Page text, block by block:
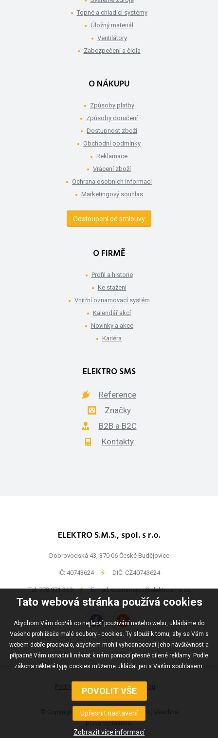
Tato webová stránka používá cookies
Abychom Vám dopřáli co nejlepší používání našeho webu, ukládáme do
Vašeho prohlížeče malé soubory - cookies. Ty slouží k tomu, aby se Vám s
webem dobře pracovalo, abychom mohli vyhodnocovat jeho návštěvnost a
případně Vám usnadnili návrat k nám pomocí přesně cílené reklamy. Podle
zákona některé typy cookies můžeme ukládat jen s Vaším souhlasem.
Topné a chladící systémy
Úložný materiál
Ventilátory
Zabezpečení a čidla
O NÁKUPU
Způsoby platby
Způsoby doručení
Dostupnost zboží
Obchodní podmínky
Reklamace
Vrácení zboží
Ochrana osobních informací
Marketingový souhlas
Odstoupení od smlouvy
O FIRMĚ
Profil a historie
Ke stažení
Vnitřní oznamovací systém
Kalendář akcí
Novinky a akce
Kariéra
ELEKTRO SMS
Reference
Značky
B2B a B2C
Kontakty
ELEKTRO S.M.S., spol. s r.o.
Dobrovodská 43, 370 06 České Budějovice
IČ: 40743624 - DIČ: CZ40743624
Tel:778 971 369 - E-mail:ecommerce@elektrosms.cz
Podmínky užívání Mapa webu
© Copyright ELEKTRO S.M.S., spol s r.o., Všechna
práva vyhrazena.